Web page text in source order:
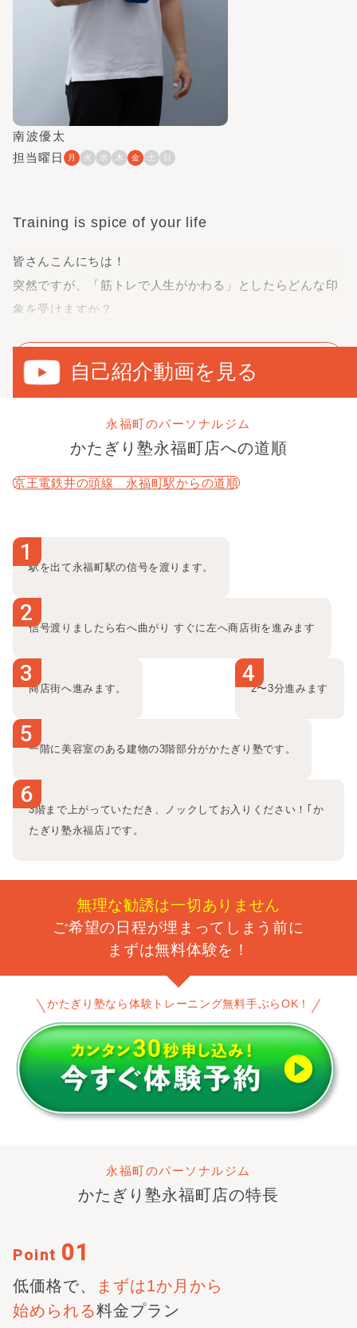
自己紹介動画を見る
一緒に頑張りましょう！！かたぎり塾永福町店でお待ちし
ております！
南波優太
担当曜日
月 火 水 木 金 土 日
Training is spice of your life
皆さんこんにちは！
突然ですが、「筋トレで人生がかわる」としたらどんな印
象を受けますか？
私もそのような問いを受けたらそう思うと思います。
しかし、
私自身筋トレに出会って人生が180°変わった経験
そんな自分だからこそ、
「筋トレ始めたいな」
「ダイエットしたいな」
ぜひ何か少しでもお悩みがあるなら、一緒にトレーニング
をしましょう！
そんな筋トレは
るはずです！
おります！
詳しく見る
永福町のパーソナルジム
かたぎり塾永福町店への道順
京王電鉄井の頭線 永福町駅からの道順
1
駅を出て永福町駅の信号を渡ります。
2
信号渡りましたら右へ曲がり すぐに左へ商店街を進みます
3
商店街へ進みます。
4
2〜3分進みます
5
一階に美容室のある建物の3階部分がかたぎり塾です。
6
3階まで上がっていただき、ノックしてお入りください！｢か
たぎり塾永福店｣です。
無理な勧誘は一切ありません
ご希望の日程が埋まってしまう前に
まずは無料体験を！
かたぎり塾なら体験トレーニング無料手ぶらOK！
永福町のパーソナルジム
かたぎり塾永福町店の特長
Point 01
低価格で、
まずは1か月から
始められる料金プラン